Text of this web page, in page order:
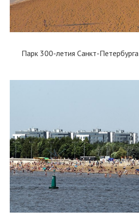
Парк 300-летия Санкт-